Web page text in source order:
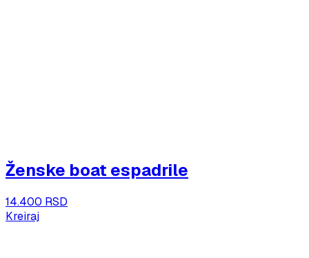
Ženske boat espadrile
14.400 RSD
Kreiraj